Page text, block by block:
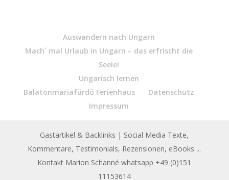
Auswandern nach Ungarn
Mach´ mal Urlaub in Ungarn – das erfrischt die
Seele!
Ungarisch lernen
Balatonmariafürdö Ferienhaus
Datenschutz
Impressum
Gastartikel & Backlinks | Social Media Texte,
Kommentare, Testimonials, Rezensionen, eBooks ...
Kontakt Marion Schanné whatsapp +49 (0)151
11153614